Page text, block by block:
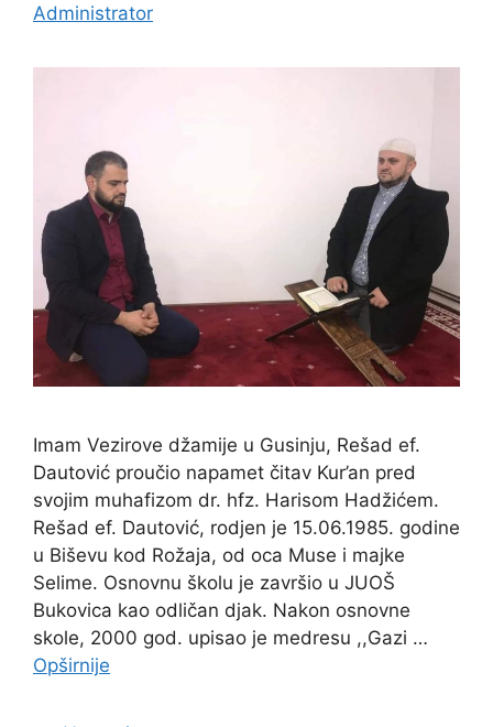
Administrator
Imam Vezirove džamije u Gusinju, Rešad ef.
Dautović proučio napamet čitav Kur’an pred
svojim muhafizom dr. hfz. Harisom Hadžićem.
Rešad ef. Dautović, rodjen je 15.06.1985. godine
u Biševu kod Rožaja, od oca Muse i majke
Selime. Osnovnu školu je završio u JUOŠ
Bukovica kao odličan djak. Nakon osnovne
skole, 2000 god. upisao je medresu ,,Gazi …
Opširnije